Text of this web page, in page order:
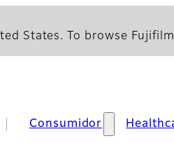
States. To browse
Consumidor